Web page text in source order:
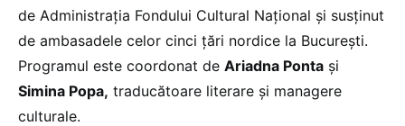
de Administrația Fondului Cultural Național și susținut
de ambasadele celor cinci țări nordice la București.
Programul este coordonat de Ariadna Ponta și
Simina Popa, traducătoare literare și managere
culturale.